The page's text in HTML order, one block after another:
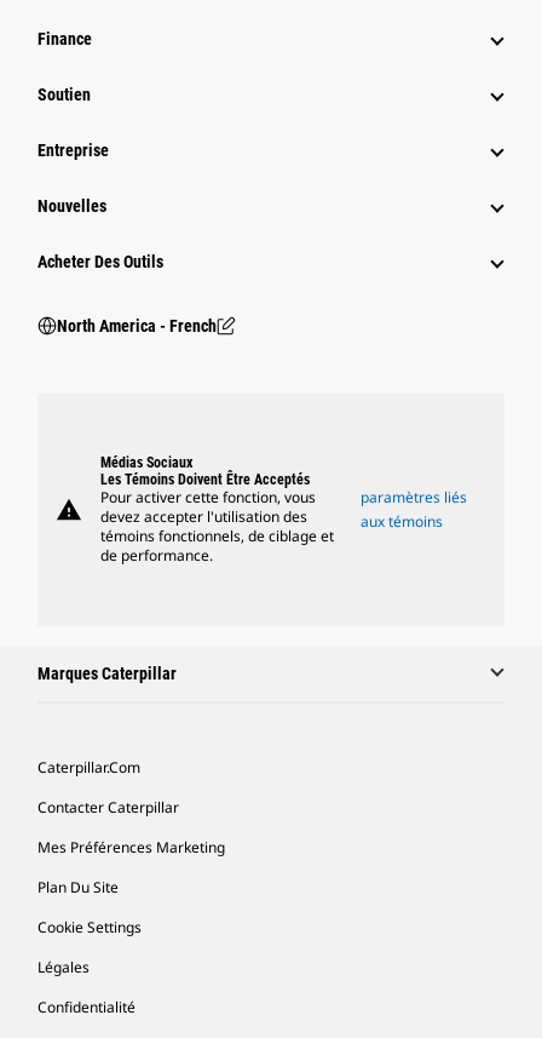
Finance
Soutien
Entreprise
Nouvelles
Acheter Des Outils
North America - French
warning
Médias Sociaux
Les Témoins Doivent Être Acceptés
Pour activer cette fonction, vous
devez accepter l'utilisation des
témoins fonctionnels, de ciblage et
de performance.
paramètres liés
aux témoins
Marques Caterpillar
Caterpillar.com
Contacter Caterpillar
Mes Préférences Marketing
Plan Du Site
Cookie Settings
Légales
Confidentialité